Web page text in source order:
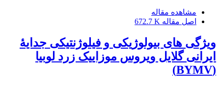
مشاهده مقاله
اصل مقاله 672.7 K
ویژگی های بیولوژیکی و فیلوژنتیکی جدایۀ
ایرانی گلایل ویروس موزاییک زرد لوبیا
(BYMV)